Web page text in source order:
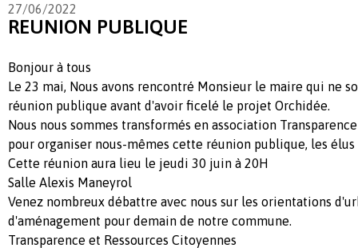
27/06/2022
REUNION PUBLIQUE
Bonjour à tous
Le 23 mai, Nous avons rencontré Monsieur le maire qui ne
réunion publique avant d'avoir ficelé le projet Orchidée.
Nous nous sommes transformés en association
pour organiser nous-mêmes cette réunion publique, les
Cette réunion aura lieu le jeudi 30 juin à 20H
Salle Alexis Maneyrol
Venez nombreux débattre avec nous sur les orientations
d'aménagement pour demain de notre commune.
Transparence et Ressources Citoyennes